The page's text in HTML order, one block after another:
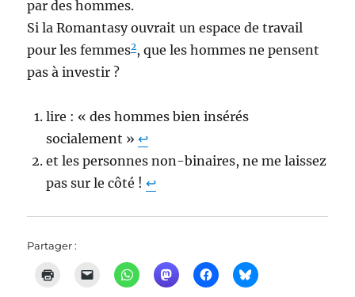
par des hommes.
Si la Romantasy ouvrait un espace de travail
pour les femmes2, que les hommes ne pensent
pas à investir ?
lire : « des hommes bien insérés
socialement »↩︎
et les personnes non-binaires, ne me laissez
pas sur le côté !↩︎
Partager :